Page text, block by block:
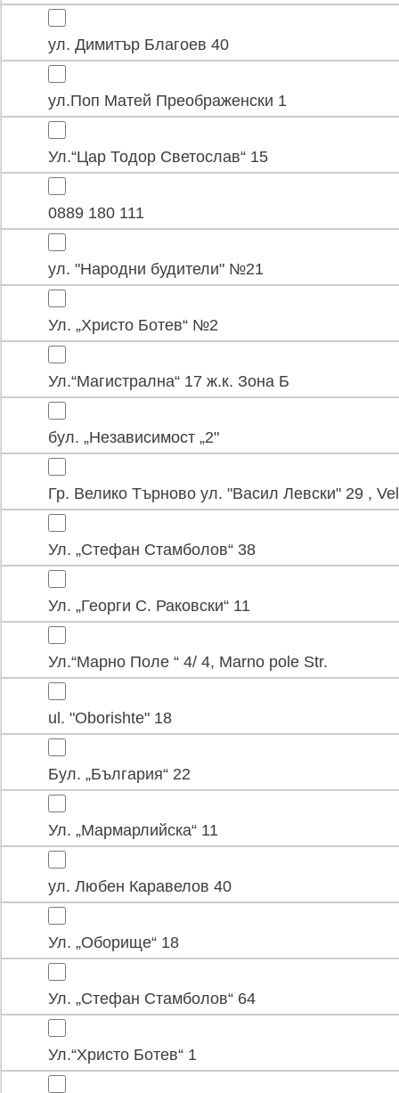
ул. Димитър Благоев 40
ул.Поп Матей Преображенски 1
Ул.“Цар Тодор Светослав“ 15
0889 180 111
ул. "Народни будители" №21
Ул. „Христо Ботев“ №2
Ул.“Магистрална“ 17 ж.к. Зона Б
бул. „Независимост „2"
Гр. Велико Търново ул. "Васил Левски" 29 ,
Ул. „Стефан Стамболов“ 38
Ул. „Георги С. Раковски“ 11
Ул.“Марно Поле “ 4/ 4, Marno pole Str.
ul. "Oborishte" 18
Бул. „България“ 22
Ул. „Мармарлийска“ 11
ул. Любен Каравелов 40
Ул. „Оборище“ 18
Ул. „Стефан Стамболов“ 64
Ул.“Христо Ботев“ 1